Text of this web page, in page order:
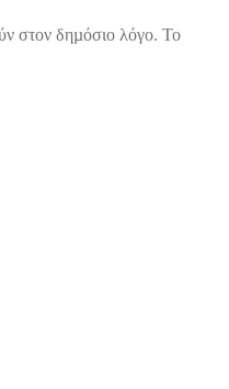
στον δηµόσιο λόγο. Το